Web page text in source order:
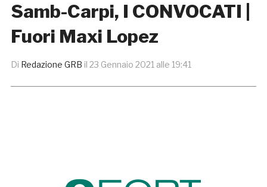
Samb-Carpi, I CONVOCATI |
Fuori Maxi Lopez
Di Redazione GRB il 23 Gennaio 2021 alle 19:41